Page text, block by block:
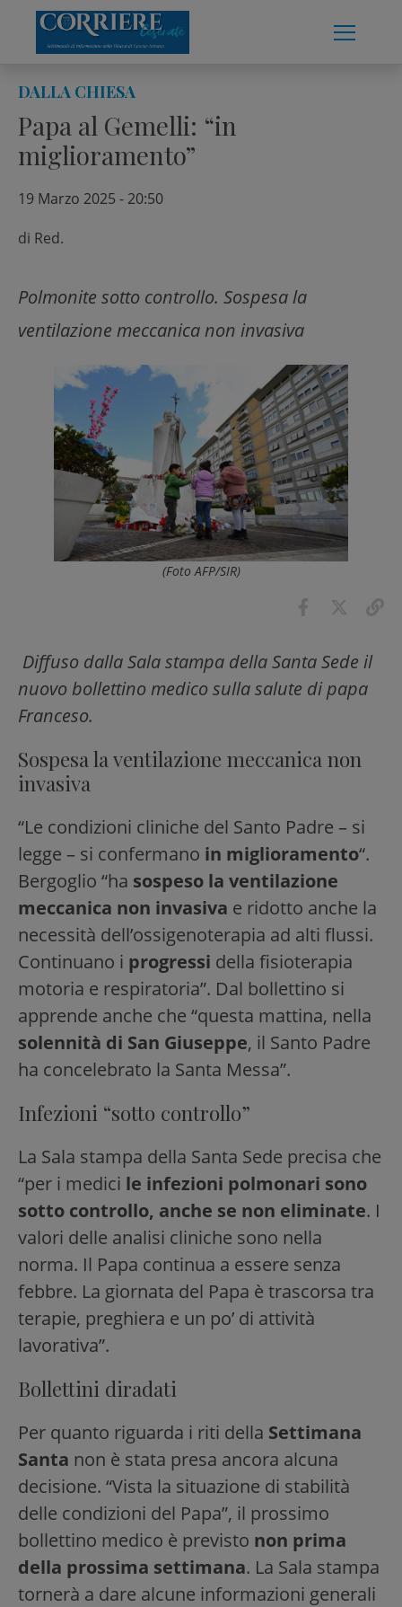
content
DALLA CHIESA
Papa al Gemelli: “in
miglioramento”
19 Marzo 2025 - 20:50
di Red.
Polmonite sotto controllo. Sospesa la
ventilazione meccanica non invasiva
(Foto AFP/SIR)
Diffuso dalla Sala stampa della Santa Sede il
nuovo bollettino medico sulla salute di papa
Franceso.
Sospesa la ventilazione meccanica non
invasiva
“Le condizioni cliniche del Santo Padre – si
legge – si confermano in miglioramento“.
Bergoglio “ha sospeso la ventilazione
meccanica non invasiva e ridotto anche la
necessità dell’ossigenoterapia ad alti flussi.
Continuano i progressi della fisioterapia
motoria e respiratoria”. Dal bollettino si
apprende anche che “questa mattina, nella
solennità di San Giuseppe, il Santo Padre
ha concelebrato la Santa Messa”.
Infezioni “sotto controllo”
La Sala stampa della Santa Sede precisa che
“per i medici le infezioni polmonari sono
sotto controllo, anche se non eliminate. I
valori delle analisi cliniche sono nella
norma. Il Papa continua a essere senza
febbre. La giornata del Papa è trascorsa tra
terapie, preghiera e un po’ di attività
lavorativa”.
Bollettini diradati
Per quanto riguarda i riti della Settimana
Santa non è stata presa ancora alcuna
decisione. “Vista la situazione di stabilità
delle condizioni del Papa”, il prossimo
bollettino medico è previsto non prima
della prossima settimana. La Sala stampa
tornerà a dare alcune informazioni generali